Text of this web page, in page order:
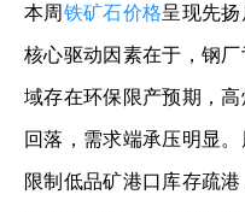
本周铁矿石价格呈现先扬
核心驱动因素在于，钢
域存在环保限产预期，
回落，需求端承压明显
限制低品矿港口库存疏